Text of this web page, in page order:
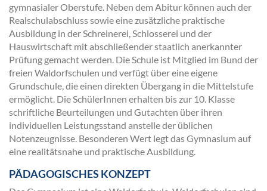
gymnasialer Oberstufe. Neben dem Abitur können auch der
Realschulabschluss sowie eine zusätzliche praktische
Ausbildung in der Schreinerei, Schlosserei und der
Hauswirtschaft mit abschließender staatlich anerkannter
Prüfung gemacht werden. Die Schule ist Mitglied im Bund der
freien Waldorfschulen und verfügt über eine eigene
Grundschule, die einen direkten Übergang in die Mittelstufe
ermöglicht. Die SchülerInnen erhalten bis zur 10. Klasse
schriftliche Beurteilungen und Gutachten über ihren
individuellen Leistungsstand anstelle der üblichen
Notenzeugnisse. Besonderen Wert legt das Gymnasium auf
eine realitätsnahe und praktische Ausbildung.
PÄDAGOGISCHES KONZEPT